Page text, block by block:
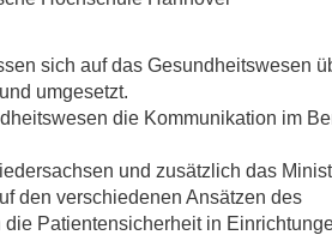
und
Partner:innen & Netzwerke
Für
Für Partner:innen &
Für Startups und Gründer:innen
sich auf das Gesundheitswesen
umgesetzt.
die Kommunikation im
und zusätzlich das
den verschiedenen Ansätzen des
Patientensicherheit in